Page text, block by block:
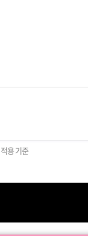
용 기준